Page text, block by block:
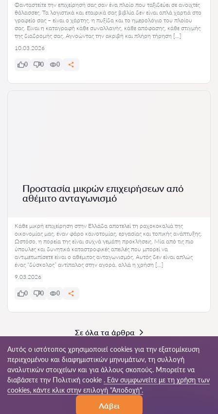
Φανταστείτε την επιχείρησή σας σαν ένα πλοίο που ταξιδεύει σε ανοιχτές
θάλασσες. Τα λογιστικά και εταιρικά σας βιβλία δεν είναι απλά χαρτιά στο
γραφείο σας – είναι ο χάρτης, η πυξίδα και το ημερολόγιο του πλοίου
σας. Είναι η καταγραφή κάθε συναλλαγής, κάθε απόφασης, κάθε στιγμής
της διαδρομής σας. Αγνοώντας την ακριβή και πλήρη τήρηση […]
10.03.2026
0 0 0
Προστασία μικρών επιχειρήσεων από
αθέμιτο ανταγωνισμό
Κάθε μικρή επιχείρηση στην Ελλάδα αποτελεί τη ραχοκοκαλιά της
οικονομίας μας, έναν φάρο καινοτομίας, εργασίας και τοπικής ανάπτυξης.
Ωστόσο, η πορεία της είναι συχνά γεμάτη προκλήσεις. Μία από τις πιο
ύπουλες και δυνητικά καταστροφικές απειλές που μπορεί να
αντιμετωπίσετε είναι ο αθέμιτος ανταγωνισμός. Αυτός δεν είναι απλώς
ένας “δύσκολος” αντίπαλος στην αγορά, αλλά η χρήση […]
9.03.2026
0 0 0
Σε όλα τα άρθρα
© 2026 Juristi-gr.com
Χάρτης
Το παγκόσμιο δίκτυό
Αυτός ο ιστότοπος χρησιμοποιεί cookies για την εξατομίκευση
περιεχομένου και διαφημιστικών μηνυμάτων, τη συλλογή
αναλυτικών στοιχείων και για άλλους σκοπούς. Μπορείτε να
διαβάσετε την Πολιτική cookie . Εάν συμφωνείτε με τη χρήση των
cookies, κάντε κλικ στην επιλογή "Αποδοχή".
Λάβει